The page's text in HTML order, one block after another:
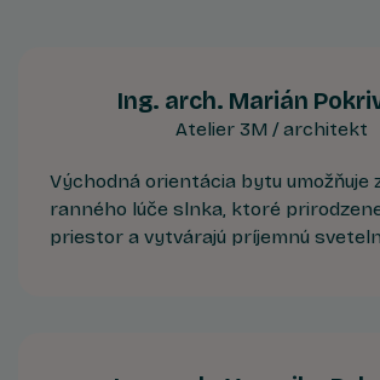
Ing. arch. Marián
Atelier 3M / architekt
Východná orientácia bytu umožňuje
ranného lúče slnka, ktoré
priestor a vytvárajú príjemnú